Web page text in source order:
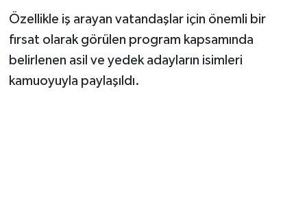
Özellikle iş arayan vatandaşlar için önemli bir
fırsat olarak görülen program kapsamında
belirlenen asil ve yedek adayların isimleri
kamuoyuyla paylaşıldı.